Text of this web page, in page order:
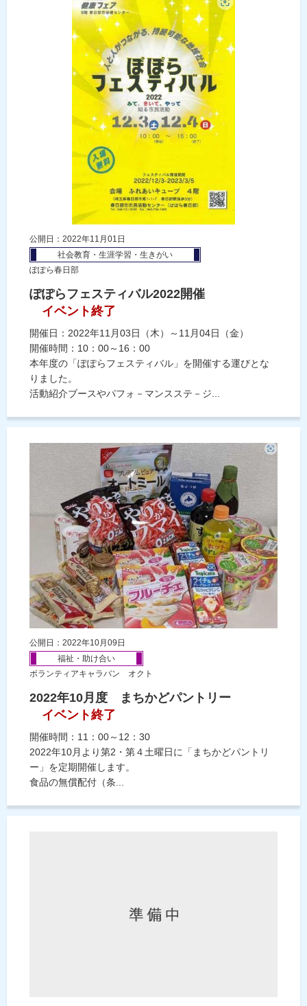
公開日：2022年11月01日
社会教育・生涯学習・生きがい
ぽぽら春日部
ぽぽらフェスティバル2022開催
イベント終了
開催日：2022年11月03日（木）～11月04日（金）
開催時間：10：00～16：00
本年度の「ぽぽらフェスティバル」を開催する運びとな
りました。
活動紹介ブースやパフォ－マンスステ－ジ...
公開日：2022年10月09日
福祉・助け合い
ボランティアキャラバン オクト
2022年10月度 まちかどパントリー
イベント終了
開催時間：11：00～12：30
2022年10月より第2・第４土曜日に「まちかどパントリ
ー」を定期開催します。
食品の無償配付（条...